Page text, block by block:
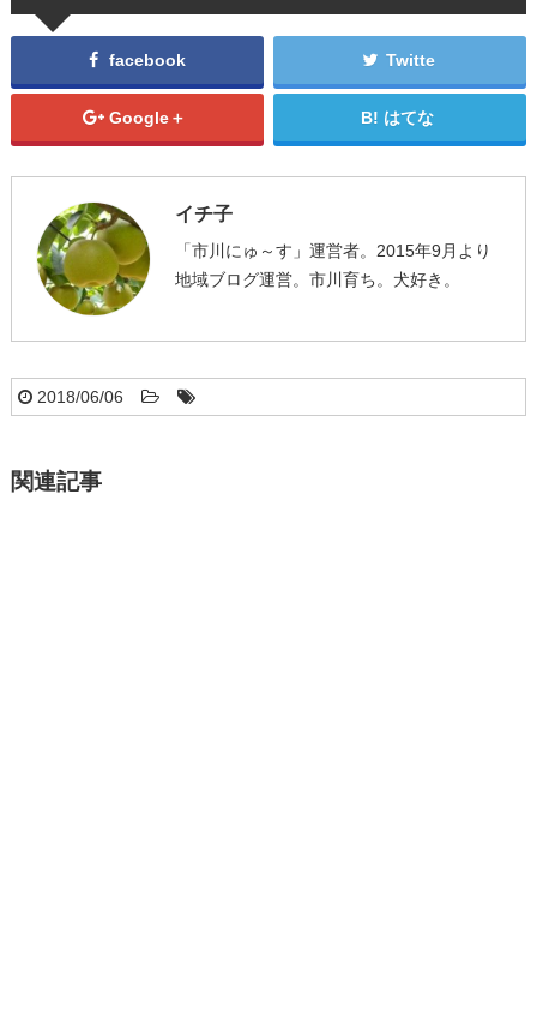
facebook Twitte
Google＋ はてな
イチ子
「市川にゅ～す」運営者。2015年9月より
地域ブログ運営。市川育ち。犬好き。
2018/06/06
関連記事